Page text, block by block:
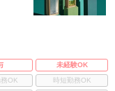
未経験OK
OK
時短勤務OK